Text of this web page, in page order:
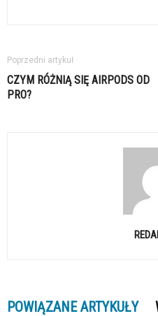
Poprzedni artykuł
CZYM RÓŻNIĄ SIĘ AIRPODS OD
PRO?
POWIĄZANE ARTYKUŁY